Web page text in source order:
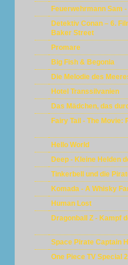
Feuerwehrmann Sam
Detektiv Conan – 6.
Baker Street
Promare
Big Fish & Begonia
Die Melodie des
Hotel Transsilvanien
Das Mädchen, das
Fairy Tail - The Movie:
Hello World
Deep - Kleine Helden
Tinkerbell und die
Komada - A Whisky
Human Lost
Dragonball Z - Kampf
Space Pirate Captain
One Piece TV Special